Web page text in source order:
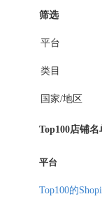
筛选
平台
类目
国家/地区
Top100店铺名
平台
Top100的